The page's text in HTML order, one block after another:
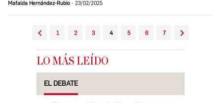
Mafalda Hernández-Rubio 23/02/2025
1 2 3 4 5 6 7
LO MÁS LEÍDO
EL DEBATE